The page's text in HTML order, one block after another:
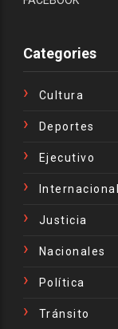
Categories
Cultura
Deportes
Ejecutivo
Justicia
Nacionales
Política
Tránsito